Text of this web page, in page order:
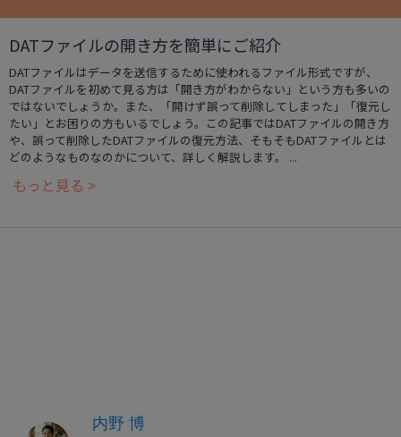
DATファイルの開き方を簡単にご紹介
DATファイルはデータを送信するために使われるファイル形式ですが、
DATファイルを初めて見る方は「開き方がわからない」という方も多いの
ではないでしょうか。また、「開けず誤って削除してしまった」「復元し
たい」とお困りの方もいるでしょう。この記事ではDATファイルの開き方
や、誤って削除したDATファイルの復元方法、そもそもDATファイルとは
どのようなものなのかについて、詳しく解説します。 ...
もっと見る >
内野 博